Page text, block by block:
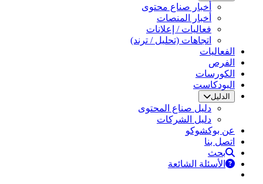
أخبار صناع محتوى
أخبار المنصات
فعاليات / إعلانات
اتجاهات (تحليل / ترند)
الفعاليات
الفرص
الكورسات
البودكاست
الدليل
دليل صناع المحتوى
دليل الشركات
عن بوكشوكو
اتصل بنا
بحث
الأسئلة الشائعة